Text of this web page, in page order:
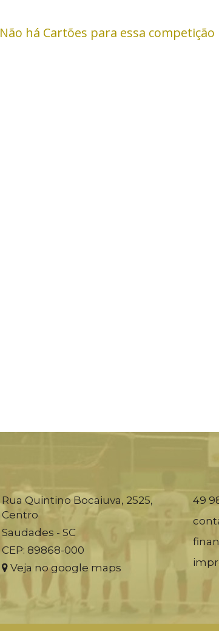
Não há Cartões para essa competição
Rua Quintino Bocaiuva, 2525,
Centro
Saudades - SC
CEP: 89868-000
Veja no google maps
49